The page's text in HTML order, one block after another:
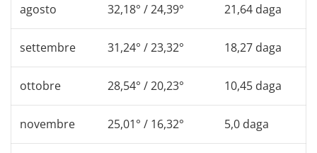
agosto 32,18° / 24,39° 21,64 daga
settembre 31,24° / 23,32° 18,27 daga
ottobre 28,54° / 20,23° 10,45 daga
novembre 25,01° / 16,32° 5,0 daga